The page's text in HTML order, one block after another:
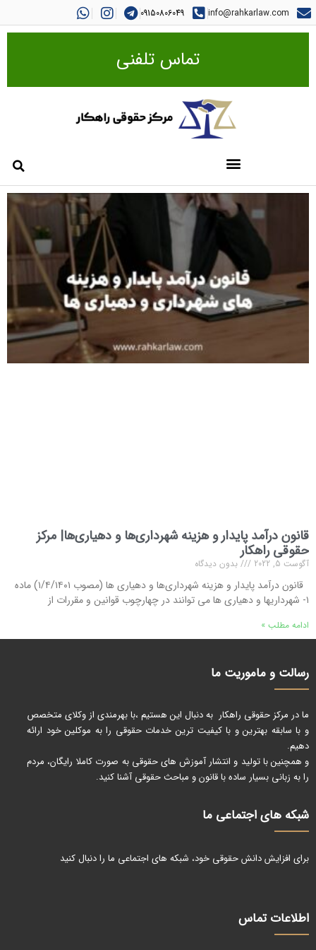
info@rahkarlaw.com
09150806049
تماس تلفنی
قانون درآمد پایدار و هزینه شهرداری‌ها و دهیاری‌ها| مرکز
حقوقی راهکار
آگوست 5, 2022 بدون دیدگاه
قانون درآمد پایدار و هزینه شهرداری‌ها و دهیاری ها (مصوب ۱/۴/۱۴۰۱) ماده
۱- شهرداریها و دهیاری ها می توانند در چهارچوب قوانین و مقررات از
ادامه مطلب »
رسالت و ماموریت ما
ما در مرکز حقوقی راهکار به دنبال این هستیم ،با بهرمندی از وکلای متخصص
و با سابقه بهترین و با کیفیت ترین خدمات حقوقی را به موکلین خود ارائه
دهیم.
و همچنین با تولید و انتشار آموزش های حقوقی به صورت کاملا رایگان، مردم
را به زبانی بسیار ساده با قانون و مباحث حقوقی آشنا کنید.
شبکه های اجتماعی ما
برای افزایش دانش حقوقی خود، شبکه های اجتماعی ما را دنبال کنید
اطلاعات تماس